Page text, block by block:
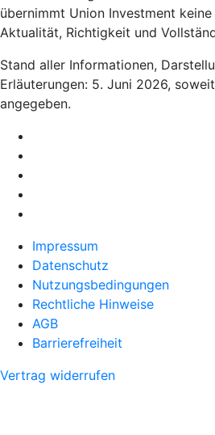
übernimmt Union Investment
Aktualität, Richtigkeit und
Stand aller Informationen,
Erläuterungen: 5. Juni 2026,
angegeben.
Impressum
Datenschutz
Nutzungsbedingungen
Rechtliche Hinweise
AGB
Barrierefreiheit
Vertrag widerrufen